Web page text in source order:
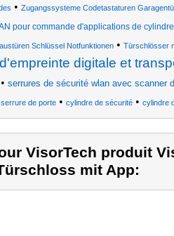
• Zugangssysteme Codetastaturen
pour commande d'applications de
Schlüssel Notfunktionen • Türschlösser
digitale et
serrures de sécurité wlan avec scanner
de porte• cylindre de sécurité• cylindre
VisorTech produit
mit App: